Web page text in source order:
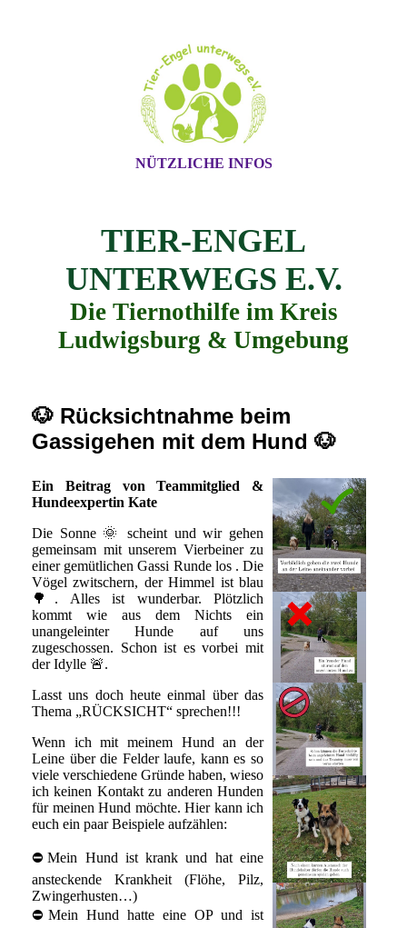
NÜTZLICHE INFOS
TIER-ENGEL
UNTERWEGS E.V.
Die Tiernothilfe im Kreis
Ludwigsburg & Umgebung
🐶 Rücksichtnahme beim
Gassigehen mit dem Hund 🐶
Ein Beitrag von Teammitglied &
Hundeexpertin Kate
Die Sonne 🌞 scheint und wir gehen
gemeinsam mit unserem Vierbeiner zu
einer gemütlichen Gassi Runde los . Die
Vögel zwitschern, der Himmel ist blau
🌳. Alles ist wunderbar. Plötzlich
kommt wie aus dem Nichts ein
unangeleinter Hunde auf uns
zugeschossen. Schon ist es vorbei mit
der Idylle 🚨.
Lasst uns doch heute einmal über das
Thema „RÜCKSICHT“ sprechen!!!
Wenn ich mit meinem Hund an der
Leine über die Felder laufe, kann es so
viele verschiedene Gründe haben, wieso
ich keinen Kontakt zu anderen Hunden
für meinen Hund möchte. Hier kann ich
euch ein paar Beispiele aufzählen:
⛔Mein Hund ist krank und hat eine
ansteckende Krankheit (Flöhe, Pilz,
Zwingerhusten…)
⛔Mein Hund hatte eine OP und ist